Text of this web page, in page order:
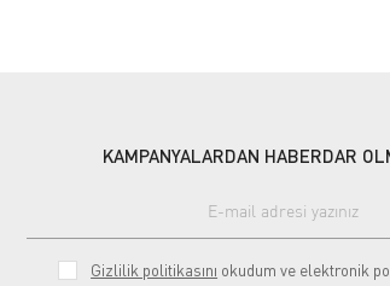
KAMPANYALARDAN HABERDAR
Gizlilik politikasını okudum ve elektronik